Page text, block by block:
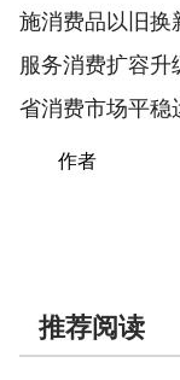
施消费品以旧换
服务消费扩容
省消费市场平稳
作者
推荐阅读